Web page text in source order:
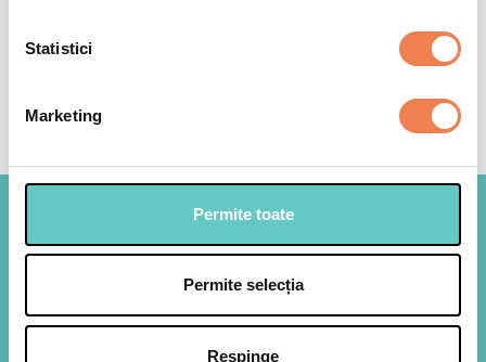
Statistici
Marketing
Permite toate
Permite selecția
Respinge
Legumele Edenia, la fel de
proaspete ca atunci cand sunt